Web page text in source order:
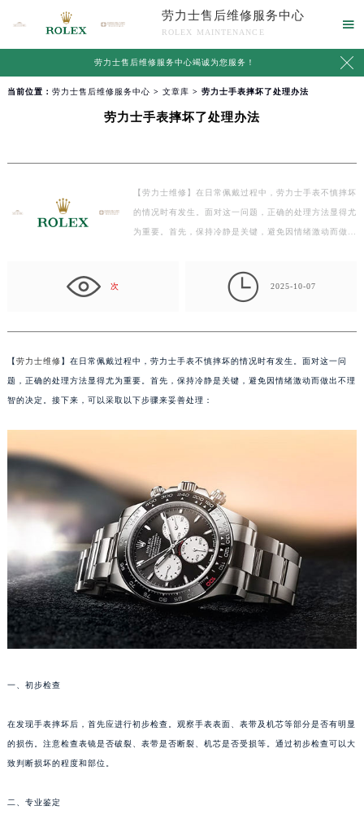
劳力士售后维修服务中心
ROLEX MAINTENANCE

劳力士售后维修服务中心竭诚为您服务！ 
当前位置： 劳力士售后维修服务中心 > 文章库 > 劳力士手表摔坏了处理办法
劳力士手表摔坏了处理办法
【劳力士维修】在日常佩戴过程中，劳力士手表不慎摔坏
的情况时有发生。面对这一问题，正确的处理方法显得尤
为重要。首先，保持冷静是关键，避免因情绪激动而做
次  2025-10-07
【劳力士维修】在日常佩戴过程中，劳力士手表不慎摔坏的情况时有发生。面对这一问
题，正确的处理方法显得尤为重要。首先，保持冷静是关键，避免因情绪激动而做出不理
智的决定。接下来，可以采取以下步骤来妥善处理：
一、初步检查
在发现手表摔坏后，首先应进行初步检查。观察手表表面、表带及机芯等部分是否有明显
的损伤。注意检查表镜是否破裂、表带是否断裂、机芯是否受损等。通过初步检查可以大
致判断损坏的程度和部位。
二、专业鉴定